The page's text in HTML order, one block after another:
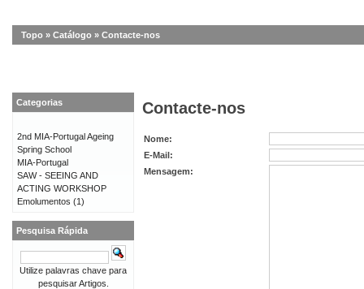
Topo » Catálogo » Contacte-nos
Contacte-nos
Nome:
E-Mail:
Mensagem:
Categorias
2nd MIA-Portugal Ageing
Spring School
MIA-Portugal
SAW - SEEING AND
ACTING WORKSHOP
Emolumentos (1)
Pesquisa Rápida
Utilize palavras chave para
pesquisar Artigos.